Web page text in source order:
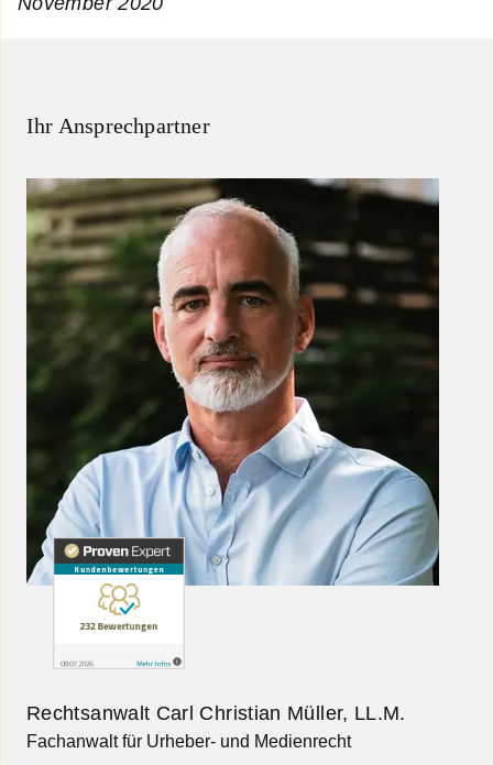
Ihr Ansprechpartner
Rechtsanwalt Carl Christian Müller, LL.M.
Fachanwalt für Urheber- und Medienrecht